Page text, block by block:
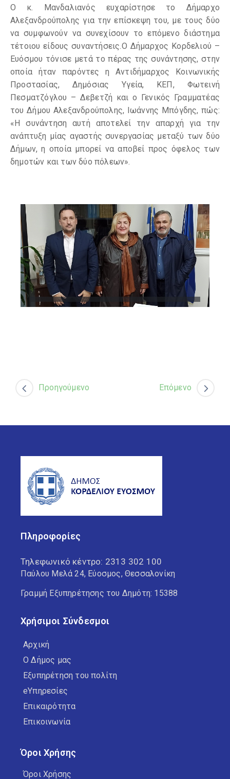
Ο κ. Μανδαλιανός ευχαρίστησε το Δήμαρχο
Αλεξανδρούπολης για την επίσκεψη του, με τους δύο
να συμφωνούν να συνεχίσουν το επόμενο διάστημα
τέτοιου είδους συναντήσεις.Ο Δήμαρχος Κορδελιού –
Ευόσμου τόνισε μετά το πέρας της συνάντησης, στην
οποία ήταν παρόντες η Αντιδήμαρχος Κοινωνικής
Προστασίας, Δημόσιας Υγεία, ΚΕΠ, Φωτεινή
Πεσματζόγλου – Δεβετζή και ο Γενικός Γραμματέας
του Δήμου Αλεξανδρούπολης, Ιωάννης Μπόγδης, πώς:
«Η συνάντηση αυτή αποτελεί την απαρχή για την
ανάπτυξη μίας αγαστής συνεργασίας μεταξύ των δύο
Δήμων, η οποία μπορεί να αποβεί προς όφελος των
δημοτών και των δύο πόλεων».
Προηγούμενο Επόμενο
Πληροφορίες
Τηλεφωνικό κέντρο: 2313 302 100
Παύλου Μελά 24, Εύοσμος, Θεσσαλονίκη
Γραμμή Εξυπηρέτησης του Δημότη: 15388
Χρήσιμοι Σύνδεσμοι
Αρχική
Ο Δήμος μας
Εξυπηρέτηση του πολίτη
eΥπηρεσίες
Επικαιρότητα
Επικοινωνία
Όροι Χρήσης
Όροι Χρήσης